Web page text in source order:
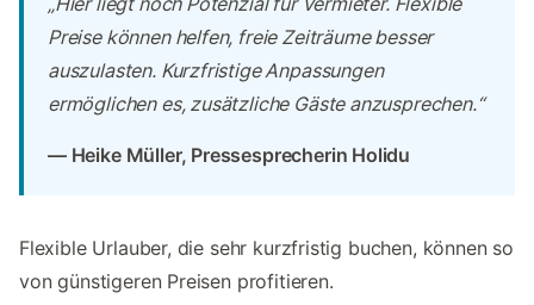
Preise können helfen, freie Zeiträume besser
auszulasten. Kurzfristige Anpassungen
ermöglichen es, zusätzliche Gäste anzusprechen.“
— Heike Müller, Pressesprecherin Holidu
Flexible Urlauber, die sehr kurzfristig buchen, können so
von günstigeren Preisen profitieren.